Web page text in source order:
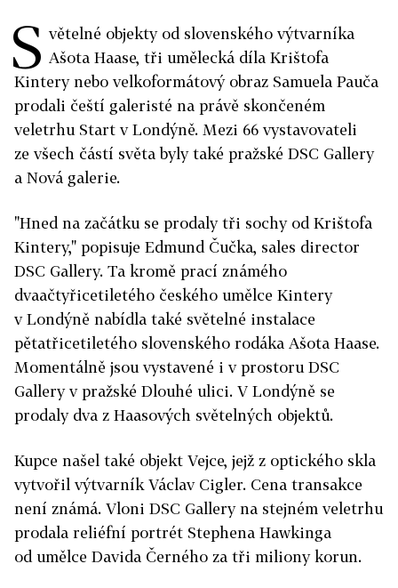
S větelné objekty od slovenského výtvarníka
Ašota Haase, tři umělecká díla Krištofa
Kintery nebo velkoformátový obraz Samuela Pauča
prodali čeští galeristé na právě skončeném
veletrhu Start v Londýně. Mezi 66 vystavovateli
ze všech částí světa byly také pražské DSC Gallery
a Nová galerie.
"Hned na začátku se prodaly tři sochy od Krištofa
Kintery," popisuje Edmund Čučka, sales director
DSC Gallery. Ta kromě prací známého
dvaačtyřicetiletého českého umělce Kintery
v Londýně nabídla také světelné instalace
pětatřicetiletého slovenského rodáka Ašota Haase.
Momentálně jsou vystavené i v prostoru DSC
Gallery v pražské Dlouhé ulici. V Londýně se
prodaly dva z Haasových světelných objektů.
Kupce našel také objekt Vejce, jejž z optického skla
vytvořil výtvarník Václav Cigler. Cena transakce
není známá. Vloni DSC Gallery na stejném veletrhu
prodala reliéfní portrét Stephena Hawkinga
od umělce Davida Černého za tři miliony korun.